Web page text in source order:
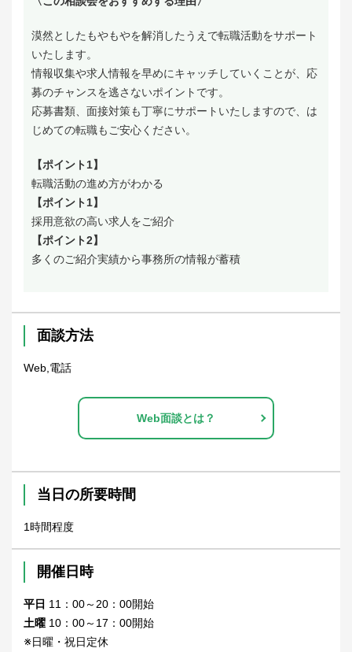
漠然としたもやもやを解消したうえで転職活動をサポート
いたします。
情報収集や求人情報を早めにキャッチしていくことが、応
募のチャンスを逃さないポイントです。
応募書類、面接対策も丁寧にサポートいたしますので、は
じめての転職もご安心ください。
【ポイント1】
転職活動の進め方がわかる
【ポイント1】
採用意欲の高い求人をご紹介
【ポイント2】
多くのご紹介実績から事務所の情報が蓄積
面談方法
Web,電話
Web面談とは？
当日の所要時間
1時間程度
開催日時
平日 11：00～20：00開始
土曜 10：00～17：00開始
※日曜・祝日定休